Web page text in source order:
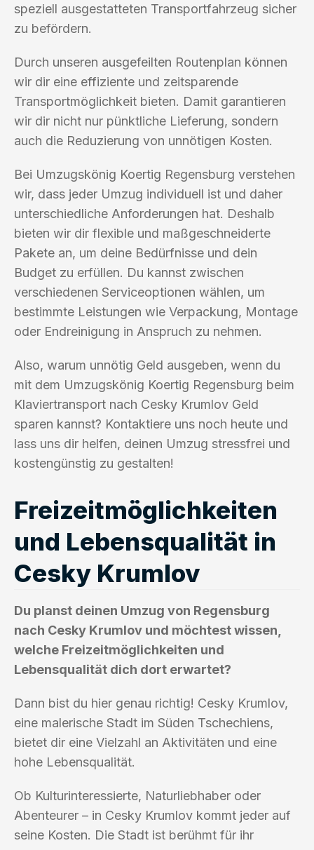
speziell ausgestatteten Transportfahrzeug sicher
zu befördern.
Durch unseren ausgefeilten Routenplan können
wir dir eine effiziente und zeitsparende
Transportmöglichkeit bieten. Damit garantieren
wir dir nicht nur pünktliche Lieferung, sondern
auch die Reduzierung von unnötigen Kosten.
Bei Umzugskönig Koertig Regensburg verstehen
wir, dass jeder Umzug individuell ist und daher
unterschiedliche Anforderungen hat. Deshalb
bieten wir dir flexible und maßgeschneiderte
Pakete an, um deine Bedürfnisse und dein
Budget zu erfüllen. Du kannst zwischen
verschiedenen Serviceoptionen wählen, um
bestimmte Leistungen wie Verpackung, Montage
oder Endreinigung in Anspruch zu nehmen.
Also, warum unnötig Geld ausgeben, wenn du
mit dem Umzugskönig Koertig Regensburg beim
Klaviertransport nach Cesky Krumlov Geld
sparen kannst? Kontaktiere uns noch heute und
lass uns dir helfen, deinen Umzug stressfrei und
kostengünstig zu gestalten!
Freizeitmöglichkeiten
und Lebensqualität in
Cesky Krumlov
Du planst deinen Umzug von Regensburg
nach Cesky Krumlov und möchtest wissen,
welche Freizeitmöglichkeiten und
Lebensqualität dich dort erwartet?
Dann bist du hier genau richtig! Cesky Krumlov,
eine malerische Stadt im Süden Tschechiens,
bietet dir eine Vielzahl an Aktivitäten und eine
hohe Lebensqualität.
Ob Kulturinteressierte, Naturliebhaber oder
Abenteurer – in Cesky Krumlov kommt jeder auf
seine Kosten. Die Stadt ist berühmt für ihr